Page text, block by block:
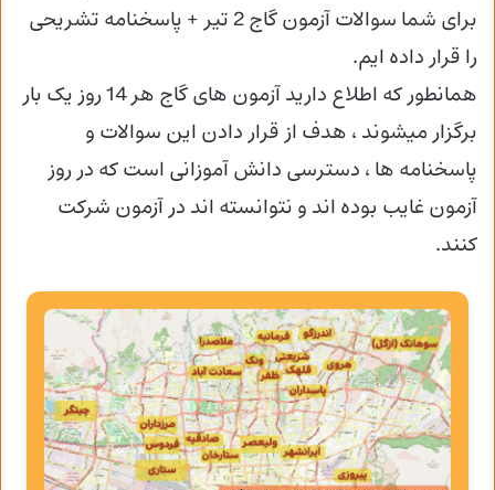
برای شما سوالات آزمون گاج 2 تیر + پاسخنامه تشریحی
را قرار داده ایم.
همانطور که اطلاع دارید آزمون های گاج هر 14 روز یک بار
برگزار میشوند ، هدف از قرار دادن این سوالات و
پاسخنامه ها ، دسترسی دانش آموزانی است که در روز
آزمون غایب بوده اند و نتوانسته اند در آزمون شرکت
کنند.